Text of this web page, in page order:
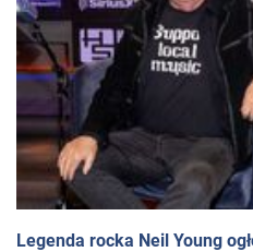
Legenda rocka Neil Young